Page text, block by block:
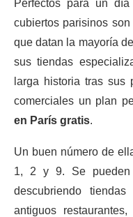
Perfectos para un
cubiertos parisinos
que datan la mayoría
sus tiendas
larga historia tras sus
comerciales un plan
en París gratis.
Un buen número de
1, 2 y 9. Se pueden
descubriendo
antiguos